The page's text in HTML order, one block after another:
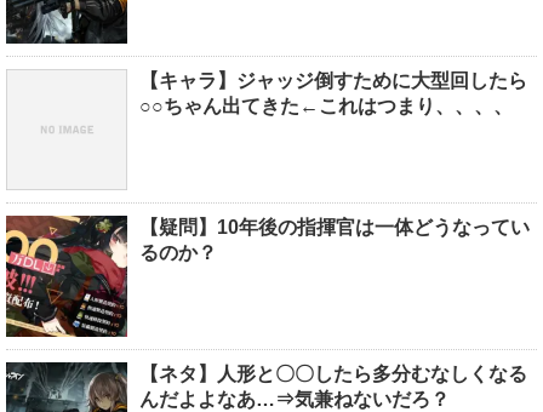
【キャラ】ジャッジ倒すために大型回したら
○○ちゃん出てきた←これはつまり、、、、
【疑問】10年後の指揮官は一体どうなってい
るのか？
【ネタ】人形と〇〇したら多分むなしくなる
んだよよなあ…⇒気兼ねないだろ？